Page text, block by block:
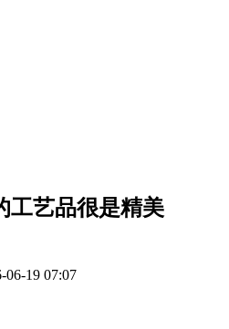
工艺品很是精美
06-19 07:07